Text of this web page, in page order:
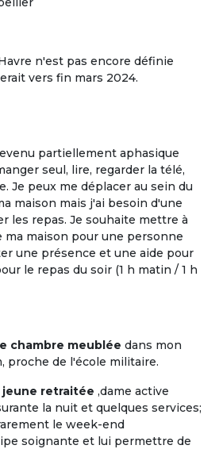
n'est pas encore définie
vers fin mars 2024.
partiellement aphasique
seul, lire, regarder la télé,
Je peux me déplacer au sein du
maison mais j'ai besoin d'une
les repas. Je souhaite mettre à
maison pour une personne
une présence et une aide pour
le repas du soir (1 h matin / 1 h
chambre meublée dans mon
proche de l'école militaire.
jeune retraitée ,dame active
la nuit et quelques services;
le week-end
soignante et lui permettre de
le voisinage, l'activité et
de l'environnement local
coûts moindres
moins élevés que dans
structures d'accueil
traditionnelles